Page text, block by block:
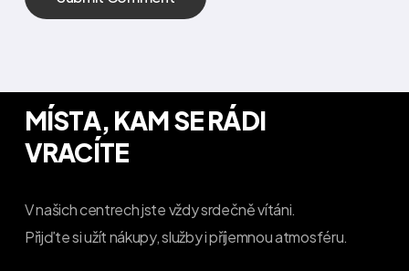
MÍSTA, KAM SE RÁDI
VRACÍTE
V našich centrech jste vždy srdečně vítáni.
Přijďte si užít nákupy, služby i příjemnou atmosféru.